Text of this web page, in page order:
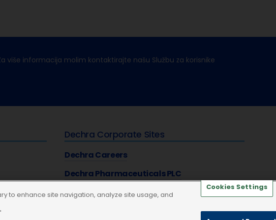
više informacija molim kontaktirajte našu Službu za korisnike
Dechra Corporate Sites
Dechra Careers
Dechra Pharmaceuticals PLC
to enhance site navigation, analyze site usage, and
Cookies Settings